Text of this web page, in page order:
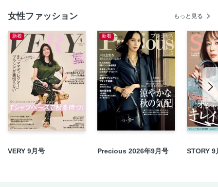
女性ファッション もっと見る
新着
VERY 9月号
新着
Precious 2026年9月号 STORY 9